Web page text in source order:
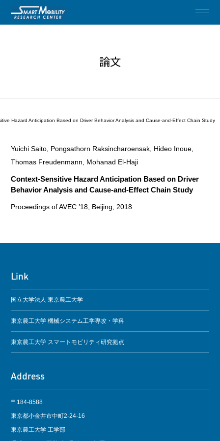
論文
Hazard Anticipation Based on Driver Behavior Analysis and Cause-and-Effect Chain Study
Yuichi Saito, Pongsathorn Raksincharoensak, Hideo Inoue,
Thomas Freudenmann, Mohanad El-Haji
Context-Sensitive Hazard Anticipation Based on Driver
Behavior Analysis and Cause-and-Effect Chain Study
Proceedings of AVEC ’18, Beijing, 2018
Link
国立大学法人 東京農工大学
東京農工大学 機械システム工学専攻・学科
東京農工大学 スマートモビリティ研究拠点
Address
〒184-8588
東京都小金井市中町2-24-16
東京農工大学 工学部